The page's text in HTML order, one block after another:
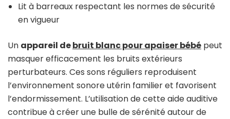
Lit à barreaux respectant les normes de sécurité
en vigueur
Un appareil debruit blanc pour apaiser bébé peut
masquer efficacement les bruits extérieurs
perturbateurs. Ces sons réguliers reproduisent
l’environnement sonore utérin familier et favorisent
l’endormissement. L’utilisation de cette aide auditive
contribue à créer une bulle de sérénité autour de